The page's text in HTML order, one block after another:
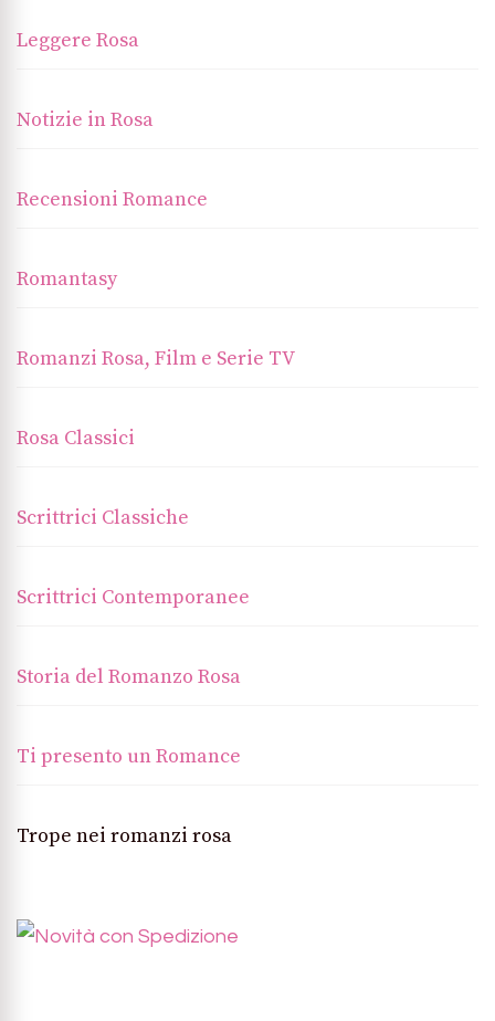
Leggere Rosa
Notizie in Rosa
Recensioni Romance
Romantasy
Romanzi Rosa, Film e Serie TV
Rosa Classici
Scrittrici Classiche
Scrittrici Contemporanee
Storia del Romanzo Rosa
Ti presento un Romance
Trope nei romanzi rosa